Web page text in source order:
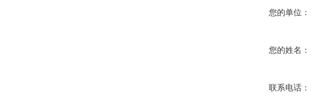
您的单位：
您的姓名：
联系电话：